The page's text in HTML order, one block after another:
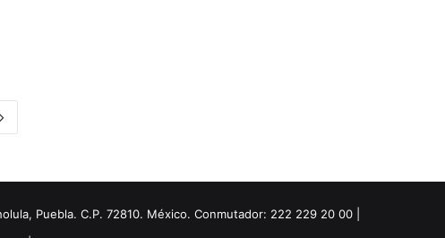
Puebla. C.P. 72810. México. Conmutador: 222 229 20 00 |